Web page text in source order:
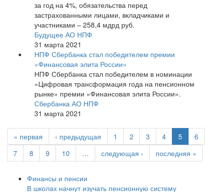
за год на 4%, обязательства перед
застрахованными лицами, вкладчиками и
участниками – 258,4 мдрд руб.
Будущее АО НПФ
31 марта 2021
НПФ Сбербанка стал победителем премии
«Финансовая элита России»
НПФ Сбербанка стал победителем в номинации
«Цифровая трансформация года на пенсионном
рынке» премии «Финансовая элита России».
Сбербанка АО НПФ
31 марта 2021
« первая ‹ предыдущая 1 2 3 4 5
6
7
8 9 10 … следующая › последняя »
Финансы и пенсии
В школах начнут изучать пенсионную систему